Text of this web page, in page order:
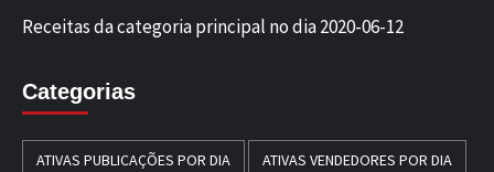
Receitas da categoria principal no dia 2020-06-12
Categorias
ATIVAS PUBLICAÇÕES POR DIA ATIVAS VENDEDORES POR DIA